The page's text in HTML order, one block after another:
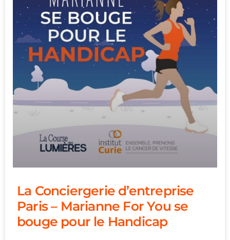
La Conciergerie d’entreprise
Paris – Marianne For You se
bouge pour le Handicap